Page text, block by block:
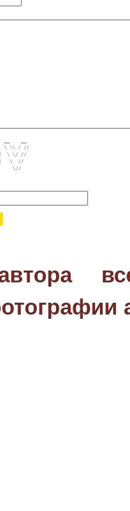
\ \\ / //
\ \/ //
||   \  //
\//
`       `